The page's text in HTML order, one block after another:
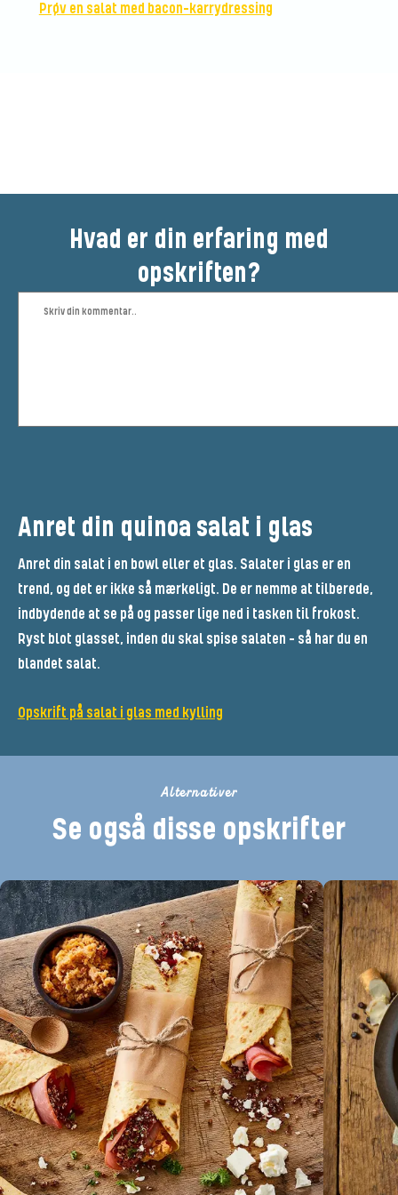
Prøv en salat med bacon-karrydressing
Hvad er din erfaring med
opskriften?
Anret din quinoa salat i glas
Anret din salat i en bowl eller et glas. Salater i glas er en
trend, og det er ikke så mærkeligt. De er nemme at tilberede,
indbydende at se på og passer lige ned i tasken til frokost.
Ryst blot glasset, inden du skal spise salaten – så har du en
blandet salat.
Opskrift på salat i glas med kylling
Alternativer
Se også disse opskrifter